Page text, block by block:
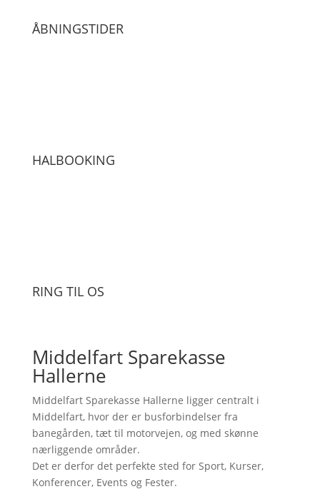
ÅBNINGSTIDER
HALBOOKING
RING TIL OS
Middelfart Sparekasse
Hallerne
Middelfart Sparekasse Hallerne ligger centralt i
Middelfart, hvor der er busforbindelser fra
banegården, tæt til motorvejen, og med skønne
nærliggende områder.
Det er derfor det perfekte sted for Sport, Kurser,
Konferencer, Events og Fester.